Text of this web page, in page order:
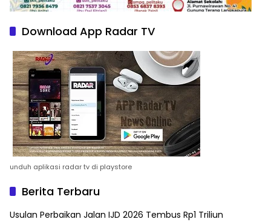
Download App Radar TV
unduh aplikasi radar tv di playstore
Berita Terbaru
Usulan Perbaikan Jalan IJD 2026 Tembus Rp1 Triliun